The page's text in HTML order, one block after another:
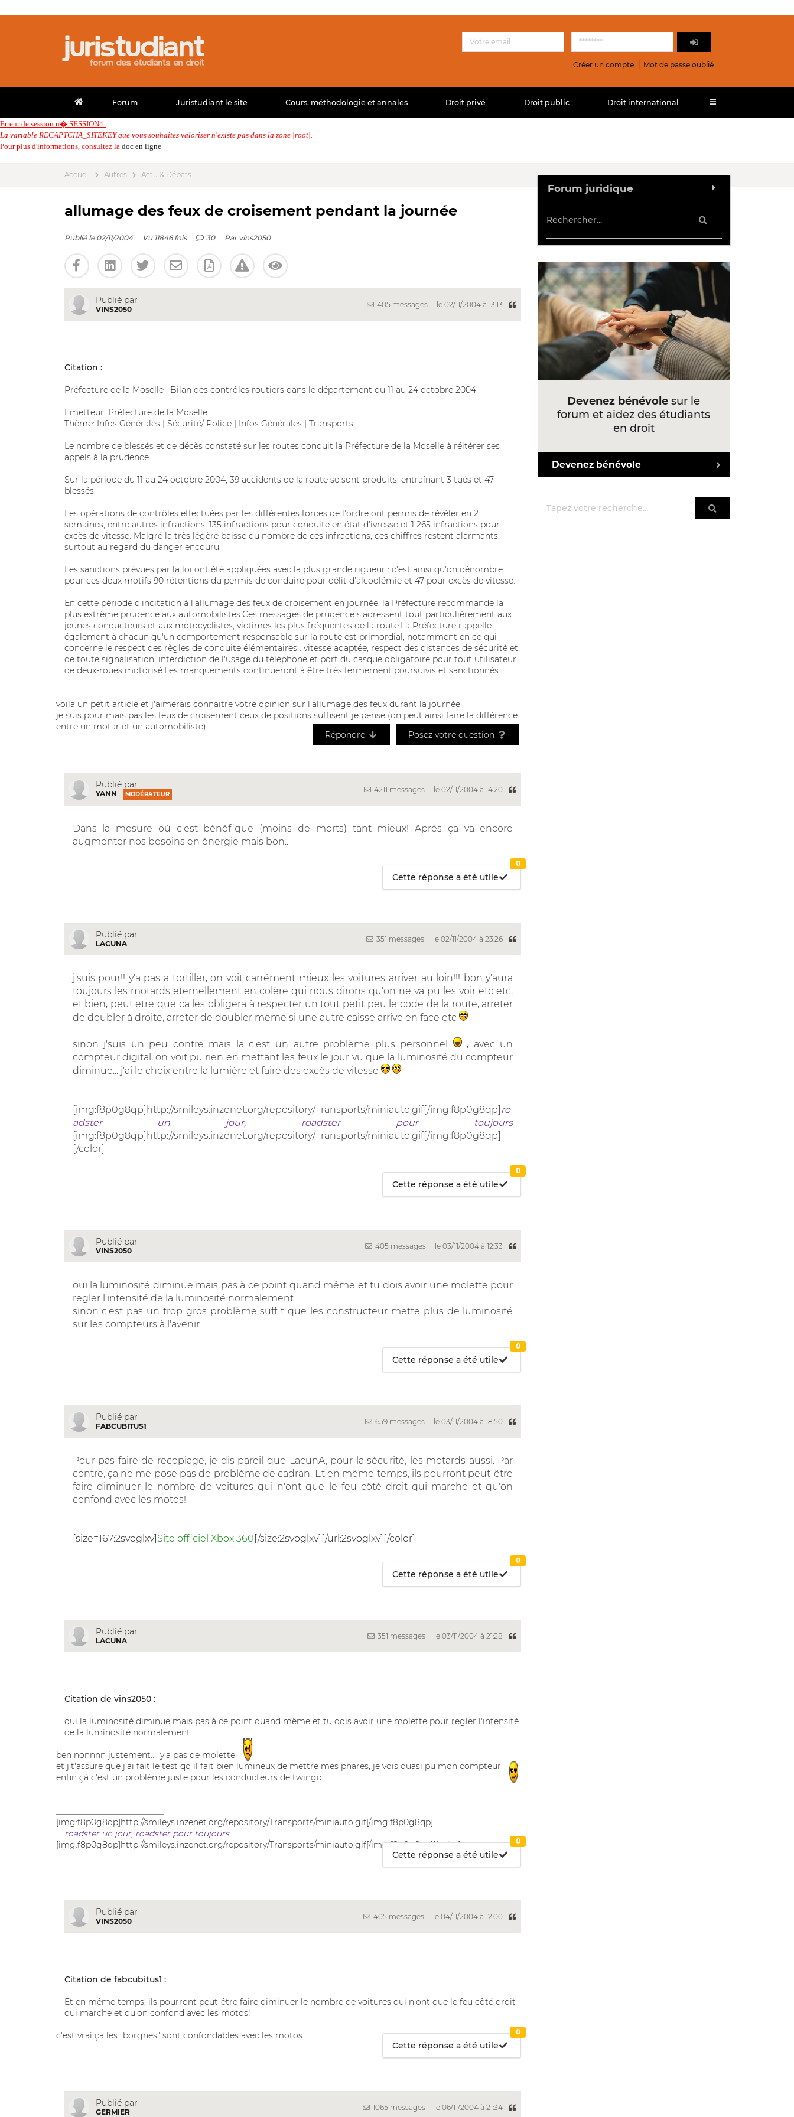
Créer un compte Mot de passe oublié
Forum Juristudiant le site Cours, méthodologie et annales Droit privé Droit public Droit international
Erreur de session n� SESSION4:
La variable RECAPTCHA_SITEKEY que vous souhaitez valoriser n'existe pas dans la zone |root|.
Pour plus d'informations, consultez la doc en ligne
Accueil Autres Actu & Débats
allumage des feux de croisement pendant la journée
Publié le 02/11/2004 Vu 11846 fois 30 Par vins2050
Publié par
VINS2050
405 messages le 02/11/2004 à 13:13
Citation :
Préfecture de la Moselle : Bilan des contrôles routiers dans le département du 11 au 24 octobre 2004
Emetteur: Préfecture de la Moselle
Thème: Infos Générales | Sécurité/ Police | Infos Générales | Transports
Le nombre de blessés et de décès constaté sur les routes conduit la Préfecture de la Moselle à réitérer ses
appels à la prudence.
Sur la période du 11 au 24 octobre 2004, 39 accidents de la route se sont produits, entraînant 3 tués et 47
blessés.
Les opérations de contrôles effectuées par les différentes forces de l'ordre ont permis de révéler en 2
semaines, entre autres infractions, 135 infractions pour conduite en état d'ivresse et 1 265 infractions pour
excès de vitesse. Malgré la très légère baisse du nombre de ces infractions, ces chiffres restent alarmants,
surtout au regard du danger encouru.
Les sanctions prévues par la loi ont été appliquées avec la plus grande rigueur : c'est ainsi qu'on dénombre
pour ces deux motifs 90 rétentions du permis de conduire pour délit d'alcoolémie et 47 pour excès de vitesse.
En cette période d'incitation à l'allumage des feux de croisement en journée, la Préfecture recommande la
plus extrême prudence aux automobilistes.Ces messages de prudence s'adressent tout particulièrement aux
jeunes conducteurs et aux motocyclistes, victimes les plus fréquentes de la route.La Préfecture rappelle
également à chacun qu'un comportement responsable sur la route est primordial, notamment en ce qui
concerne le respect des règles de conduite élémentaires : vitesse adaptée, respect des distances de sécurité et
de toute signalisation, interdiction de l'usage du téléphone et port du casque obligatoire pour tout utilisateur
de deux-roues motorisé.Les manquements continueront à être très fermement poursuivis et sanctionnés.
voila un petit article et j'aimerais connaitre votre opinion sur l'allumage des feux durant la journée
je suis pour mais pas les feux de croisement ceux de positions suffisent je pense (on peut ainsi faire la différence
entre un motar et un automobiliste)
Répondre Posez votre question
Publié par
YANN MODÉRATEUR
4211 messages le 02/11/2004 à 14:20
Dans la mesure où c'est bénéfique (moins de morts) tant mieux! Après ça va encore
augmenter nos besoins en énergie mais bon..
Cette réponse a été utile
0
Publié par
LACUNA
351 messages le 02/11/2004 à 23:26
j'suis pour!! y'a pas a tortiller, on voit carrément mieux les voitures arriver au loin!!! bon y'aura
toujours les motards eternellement en colère qui nous dirons qu'on ne va pu les voir etc etc,
et bien, peut etre que ca les obligera à respecter un tout petit peu le code de la route, arreter
de doubler à droite, arreter de doubler meme si une autre caisse arrive en face etc
sinon j'suis un peu contre mais la c'est un autre problème plus personnel
, avec un
compteur digital, on voit pu rien en mettant les feux le jour vu que la luminosité du compteur
diminue... j'ai le choix entre la lumière et faire des excès de vitesse
[img:f8p0g8qp]http://smileys.inzenet.org/repository/Transports/miniauto.gif[/img:f8p0g8qp] ro
adster un jour, roadster pour toujours
[img:f8p0g8qp]http://smileys.inzenet.org/repository/Transports/miniauto.gif[/img:f8p0g8qp]
[/color]
Cette réponse a été utile
0
Publié par
VINS2050
405 messages le 03/11/2004 à 12:33
oui la luminosité diminue mais pas à ce point quand même et tu dois avoir une molette pour
regler l'intensité de la luminosité normalement
sinon c'est pas un trop gros problème suffit que les constructeur mette plus de luminosité
sur les compteurs à l'avenir
Cette réponse a été utile
0
Publié par
FABCUBITUS1
659 messages le 03/11/2004 à 18:50
Pour pas faire de recopiage, je dis pareil que LacunA, pour la sécurité, les motards aussi. Par
contre, ça ne me pose pas de problème de cadran. Et en même temps, ils pourront peut-être
faire diminuer le nombre de voitures qui n'ont que le feu côté droit qui marche et qu'on
confond avec les motos!
[size=167:2svoglxv]Site officiel Xbox 360[/size:2svoglxv][/url:2svoglxv][/color]
Cette réponse a été utile
0
Publié par
LACUNA
351 messages le 03/11/2004 à 21:28
Citation de vins2050 :
oui la luminosité diminue mais pas à ce point quand même et tu dois avoir une molette pour regler l'intensité
de la luminosité normalement
ben nonnnn justement.... y'a pas de molette
et j't'assure que j'ai fait le test qd il fait bien lumineux de mettre mes phares, je vois quasi pu mon compteur
enfin çà c'est un problème juste pour les conducteurs de twingo
[img:f8p0g8qp]http://smileys.inzenet.org/repository/Transports/miniauto.gif[/img:f8p0g8qp]
roadster un jour, roadster pour toujours
[img:f8p0g8qp]http://smileys.inzenet.org/repository/Transports/miniauto.gif[/img:f8p0g8qp][/color]
Cette réponse a été utile
0
Publié par
VINS2050
405 messages le 04/11/2004 à 12:00
Citation de fabcubitus1 :
Et en même temps, ils pourront peut-être faire diminuer le nombre de voitures qui n'ont que le feu côté droit
qui marche et qu'on confond avec les motos!
c'est vrai ça les "borgnes" sont confondables avec les motos.
Cette réponse a été utile
0
Publié par
GERMIER
1065 messages le 06/11/2004 à 21:34
Forum juridique
Devenez bénévole sur le
forum et aidez des étudiants
en droit
Devenez bénévole